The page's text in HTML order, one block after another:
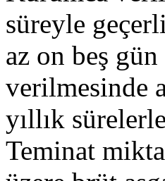
süreyle
az on beş
verilmesinde
yıllık
Teminat